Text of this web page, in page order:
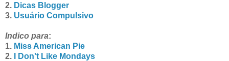
2. Dicas Blogger
3. Usuário Compulsivo
Indico para:
1. Miss American Pie
2.
I Don't Like Mondays